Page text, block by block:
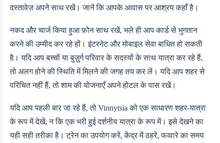
दस्तावेज़ अपने साथ रखें। जानें कि आपके आवास पर आश्रय कहाँ है।
नकद और चार्ज किया हुआ फ़ोन साथ रखें, भले ही आप कार्ड से भुगतान
करने की उम्मीद कर रहे हों। इंटरनेट और मोबाइल सेवा बाधित हो सकती
है। यदि आप बच्चों या बुज़ुर्ग परिवार के सदस्यों के साथ यात्रा कर रहे हैं,
तो अलग होने की स्थिति में मिलने की जगह तय कर लें। यदि आप शहर से
परिचित नहीं हैं, तो शाम की योजनाएँ अपने होटल के पास रखें।
यदि आप पहली बार जा रहे हैं, तो Vinnytsia को एक साधारण शहर-यात्रा
के रूप में देखें, न कि एक भरी हुई दर्शनीय यात्रा के रूप में। इसे देखने का
यही सही तरीका है। ट्रेन का उपयोग करें, केंद्र में ठहरें, फव्वारे का समय